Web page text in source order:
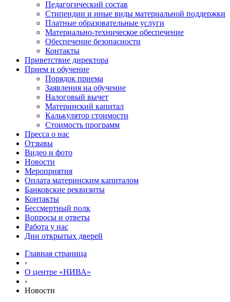
Педагогический состав
Стипендии и иные виды материальной поддержки
Платные образовательные услуги
Материально-техническое обеспечение
Обеспечение безопасности
Контакты
Приветствие директора
Прием и обучение
Порядок приема
Заявления на обучение
Налоговый вычет
Материнский капитал
Калькулятор стоимости
Стоимость программ
Пресса о нас
Отзывы
Видео и фото
Новости
Мероприятия
Оплата материнским капиталом
Банковские реквизиты
Контакты
Бессмертный полк
Вопросы и ответы
Работа у нас
Дни открытых дверей
Главная страница
›
О центре «НИВА»
›
Новости